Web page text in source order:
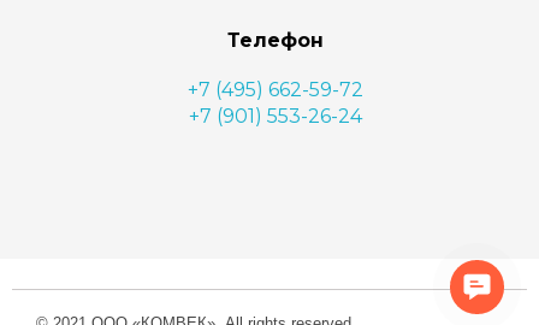
Телефон
+7 (495) 662-59-72
+7 (901) 553-26-24
Us